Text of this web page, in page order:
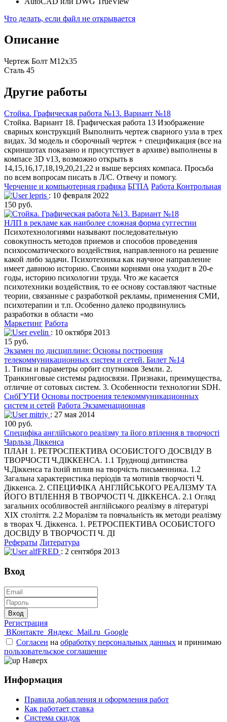
Что делать, если файл не открывается
Описание
Чертеж Болт М12х35
Сталь 45
Другие работы
Стойка. Графическая работа №13. Вариант №18
Стойка. Вариант 18. Графическая работа 13 Изображение
сварных конструкций Выполнить чертеж сварного узла в трех
видах. 3d модель и сборочный чертеж + спецификация (все на
скриншотах показано и присутствует в архиве) выполнены в
компасе 3D v13, возможно открыть в
14,15,16,17,18,19,20,21,22 и выше версиях компаса. Просьба
по всем вопросам писать в Л/С. Отвечу и помогу.
Черчение и компьютерная графика БГПА Работа Контрольная
lepris : 10 февраля 2022
150 руб.
НЛП в рекламе как наиболее сложная форма суггестии
Психотехнологиями называют последовательную
совокупность методов приемов и способов проведения
психосоматического воздействия, направленного на решение
какой либо задачи. Психотехника как научное направление
имеет давнюю историю. Своими корнями она уходит в 20-е
годы, историю психологии труда. Что же касается
психотехники воздействия, то ее основу составляют частные
теории, связанные с разработкой рекламы, применения СМИ,
психотерапии и т.п. Особенно далеко продвинулись
разработки в области «мо
Маркетинг Работа
evelin : 10 октября 2013
15 руб.
Экзамен по дисциплине: Основы построения
телекоммуникационных систем и сетей. Билет №14
1. Типы и параметры орбит спутников Земли. 2.
Транкинговые системы радиосвязи. Признаки, преимущества,
отличие от сотовых систем. 3. Особенности технологии SDH.
СибГУТИ Основы построения телекоммуникационных
систем и сетей Работа Экзаменационная
mitriy : 27 мая 2014
100 руб.
Специфіка англійського реалізму та його втілення в творчості
Чарльза Діккенса
ПЛАН 1. РЕТРОСПЕКТИВА ОСОБИСТОГО ДОСВІДУ В
ТВОРЧОСТІ Ч.ДІККЕНСА. 1.1 Труднощі дитинства
Ч.Діккенса та їхній вплив на творчість письменника. 1.2
Загальна характеристика періодів та мотивів творчості Ч.
Діккенса. 2. СПЕЦИФІКА АНГЛІЙСЬКОГО РЕАЛІЗМУ ТА
ЙОГО ВТІЛЕННЯ В ТВОРЧОСТІ Ч. ДІККЕНСА. 2.1 Огляд
загальних особливостей англійського реалізму в літературі
XIX століття. 2.2 Моралізм та повчальність як методи реалізму
в творах Ч. Діккенса. 1. РЕТРОСПЕКТИВА ОСОБИСТОГО
ДОСВІДУ В ТВОРЧОСТІ Ч. ДІ
Рефераты Литература
alfFRED : 2 сентября 2013
Вход
Вход
Регистрация
ВКонтакте Яндекс Mail.ru Google
Согласен на обработку персональных данных и принимаю
пользовательское соглашение
Наверх
Информация
Правила добавления и оформления работ
Как работает ставка
Система скидок